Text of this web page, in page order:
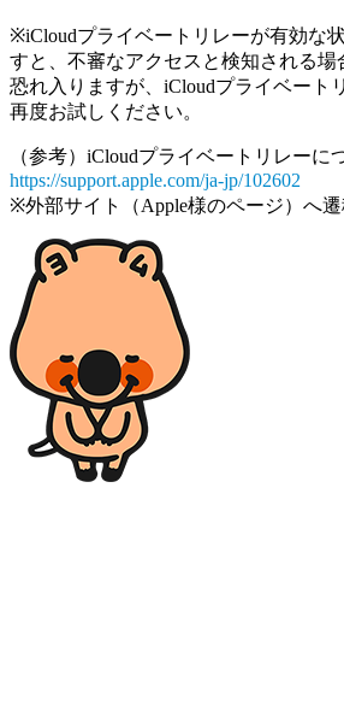
※iCloudプライベートリレーが有効な
すと、不審なアクセスと検知される場
恐れ入りますが、iCloudプライベート
再度お試しください。
（参考）iCloudプライベートリレーに
https://support.apple.com/ja-jp/102602
※外部サイト（Apple様のページ）へ